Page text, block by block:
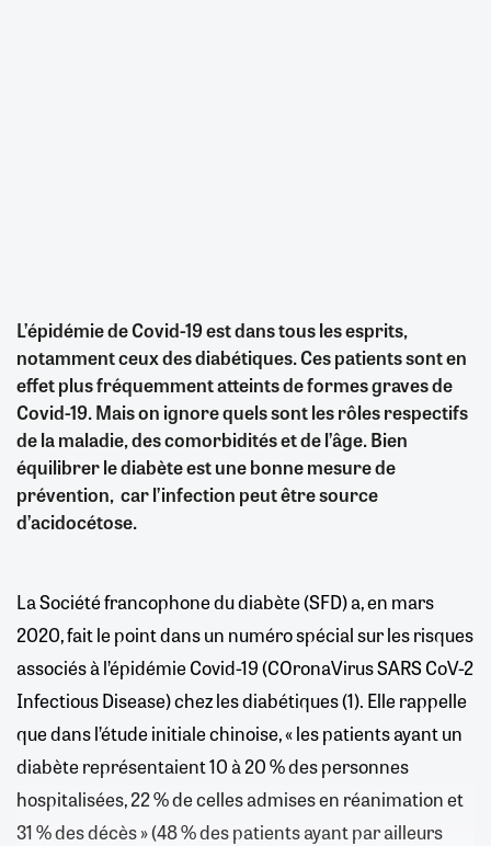
L’épidémie de Covid-19 est dans tous les esprits,
notamment ceux des diabétiques. Ces patients sont en
effet plus fréquemment atteints de formes graves de
Covid-19. Mais on ignore quels sont les rôles respectifs
de la maladie, des comorbidités et de l’âge. Bien
équilibrer le diabète est une bonne mesure de
prévention, car l’infection peut être source
d’acidocétose.
La Société francophone du diabète (SFD) a, en mars
2020, fait le point dans un numéro spécial sur les risques
associés à l’épidémie Covid-19 (COronaVirus SARS CoV-2
Infectious Disease) chez les diabétiques (1). Elle rappelle
que dans l’étude initiale chinoise, « les patients ayant un
diabète représentaient 10 à 20 % des personnes
hospitalisées, 22 % de celles admises en réanimation et
31 % des décès » (48 % des patients ayant par ailleurs